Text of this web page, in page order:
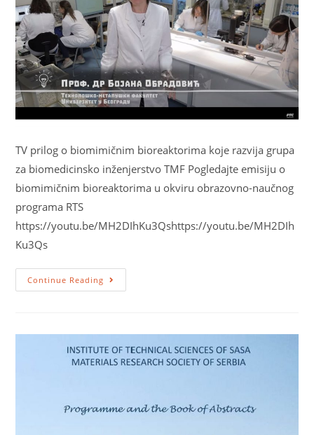
TV prilog o biomimičnim bioreaktorima koje razvija grupa
za biomedicinsko inženjerstvo TMF Pogledajte emisiju o
biomimičnim bioreaktorima u okviru obrazovno-naučnog
programa RTS
https://youtu.be/MH2DIhKu3Qshttps://youtu.be/MH2DIh
Ku3Qs
Continue Reading